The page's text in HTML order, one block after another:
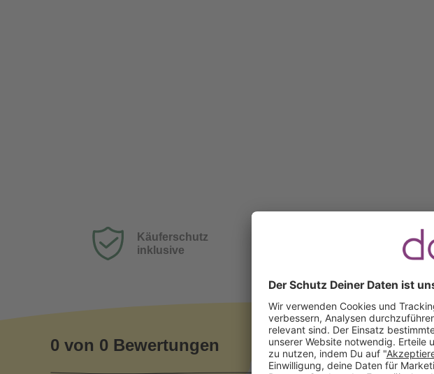
Käuferschutz
inklusive
Gratis Versand
0 von 0 Bewertungen Das sagen